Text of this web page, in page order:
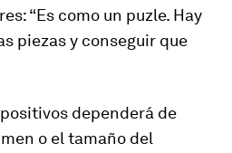
“Es como un puzle. Hay
piezas y conseguir que
dependerá de
o el tamaño del